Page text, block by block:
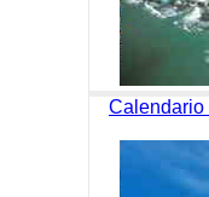
Calendario